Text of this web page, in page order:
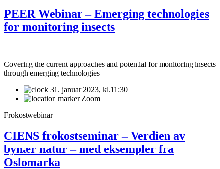
PEER Webinar – Emerging technologies
for monitoring insects
Covering the current approaches and potential for monitoring insects
through emerging technologies
31. januar 2023, kl.11:30
Zoom
Frokostwebinar
CIENS frokostseminar – Verdien av
bynær natur – med eksempler fra
Oslomarka